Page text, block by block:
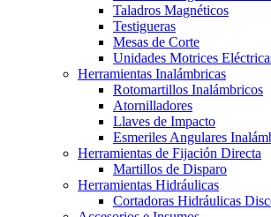
Taladros Magnéticos
Testigueras
Mesas de Corte
Unidades Motrices
Herramientas Inalámbricas
Rotomartillos Inalámbricos
Atornilladores
Llaves de Impacto
Esmeriles Angulares
Herramientas de Fijación Directa
Martillos de Disparo
Herramientas Hidráulicas
Cortadoras Hidráulicas